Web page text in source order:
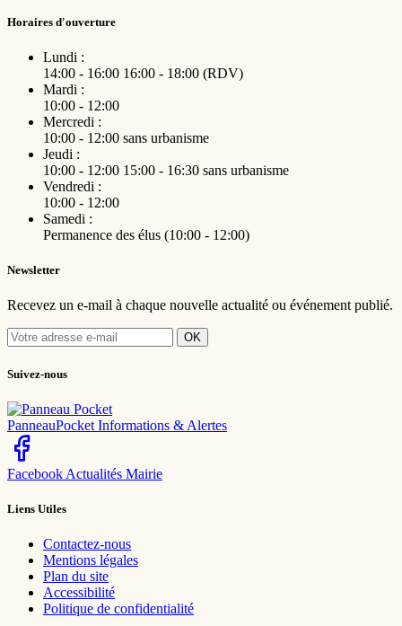
Horaires d'ouverture
Lundi :
14:00 - 16:00 16:00 - 18:00 (RDV)
Mardi :
10:00 - 12:00
Mercredi :
10:00 - 12:00 sans urbanisme
Jeudi :
10:00 - 12:00 15:00 - 16:30 sans urbanisme
Vendredi :
10:00 - 12:00
Samedi :
Permanence des élus (10:00 - 12:00)
Newsletter
Recevez un e-mail à chaque nouvelle actualité ou événement publié.
OK
Suivez-nous
PanneauPocket Informations & Alertes
Facebook Actualités Mairie
Liens Utiles
Contactez-nous
Mentions légales
Plan du site
Accessibilité
Politique de confidentialité